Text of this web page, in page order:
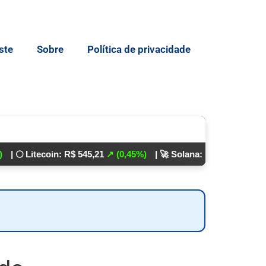
Sobre Política de privacidade
R$ 545,21 ↗ (0,45%) | 🚀 Solana: R$ 862,24